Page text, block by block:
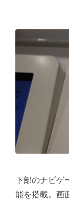
下部のナビゲ
能を搭載。画